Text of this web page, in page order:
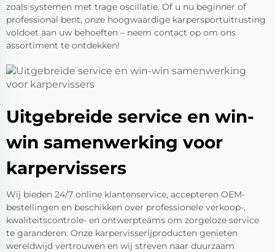
zoals systemen met trage oscillatie. Of u nu beginner of
professional bent, onze hoogwaardige karpersportuitrusting
voldoet aan uw behoeften – neem contact op om ons
assortiment te ontdekken!
Uitgebreide service en win-
win samenwerking voor
karpervissers
Wij bieden 24/7 online klantenservice, accepteren OEM-
bestellingen en beschikken over professionele verkoop-,
kwaliteitscontrole- en ontwerpteams om zorgeloze service
te garanderen. Onze karpervisserijproducten genieten
wereldwijd vertrouwen en wij streven naar duurzaam